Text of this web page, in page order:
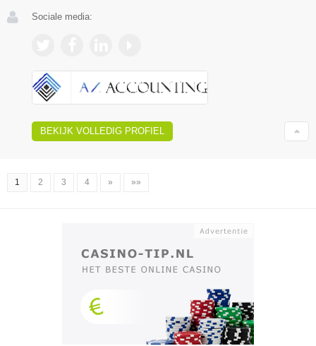
Sociale media:
BEKIJK VOLLEDIG PROFIEL
1 2 3 4 » »»